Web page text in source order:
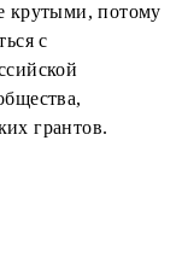
крутыми, потому
с
грантов.